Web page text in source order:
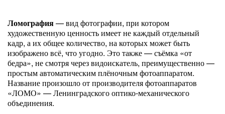
Ломография— вид фотографии, при котором
художественную ценность имеет не каждый отдельный
кадр, а их общее количество, на которых может быть
изображено всё, что угодно. Это также — съёмка «от
бедра», не смотря через видоискатель, преимущественно —
простым автоматическим плёночным фотоаппаратом.
Название произошло от производителя фотоаппаратов
«ЛОМО» — Ленинградского оптико-механического
объединения.